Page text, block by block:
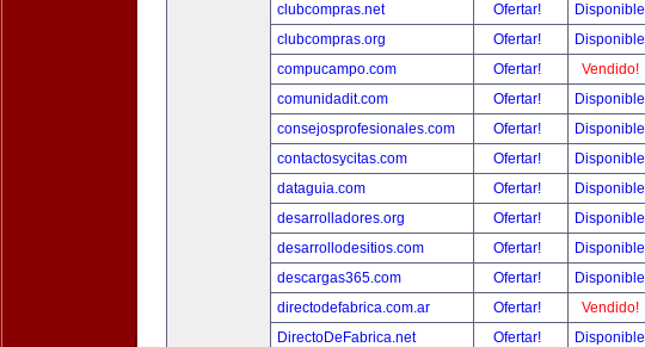
clubcompras.net
Ofertar!
Disponible
clubcompras.org
Ofertar!
Disponible
compucampo.com
Ofertar!
Vendido!
comunidadit.com
Ofertar!
Disponible
consejosprofesionales.com
Ofertar!
Disponible
contactosycitas.com
Ofertar!
Disponible
dataguia.com
Ofertar!
Disponible
desarrolladores.org
Ofertar!
Disponible
desarrollodesitios.com
Ofertar!
Disponible
descargas365.com
Ofertar!
Disponible
directodefabrica.com.ar
Ofertar!
Vendido!
DirectoDeFabrica.net
Ofertar!
Disponible